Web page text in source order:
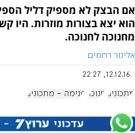
אם הבצק לא מספיק דליל
הוא יצא בצורות מוזרות. היו
מחנוכה לחנוכה.
אלינור רחמים
12.12.16, 22:27
מתכונים חנוכה פנימה - מתכונים